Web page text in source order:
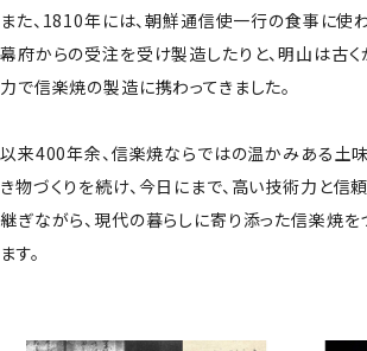
また、1810年には、朝鮮通信使一行の食事に使
幕府からの受注を受け製造したりと、明山は古
力で信楽焼の製造に携わってきました。
以来400年余、信楽焼ならではの温かみある土
き物づくりを続け、今日にまで、高い技術力と信
継ぎながら、現代の暮らしに寄り添った信楽焼を
ます。